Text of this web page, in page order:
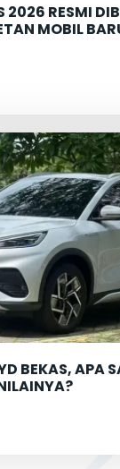
2026 RESMI
MOBIL
BEKAS, APA